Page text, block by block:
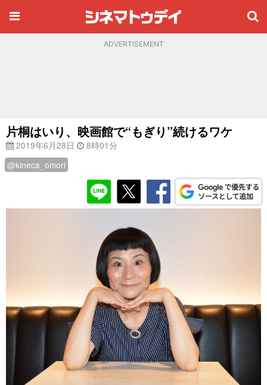
ADVERTISEMENT
片桐はいり、映画館で“もぎり”続けるワケ
2019年6月28日
8時01分
@kineca_omori